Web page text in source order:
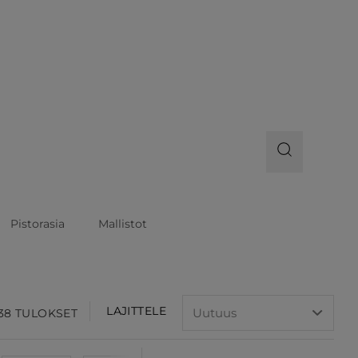
Pistorasia Mallistot
TULOKSET LAJITTELE